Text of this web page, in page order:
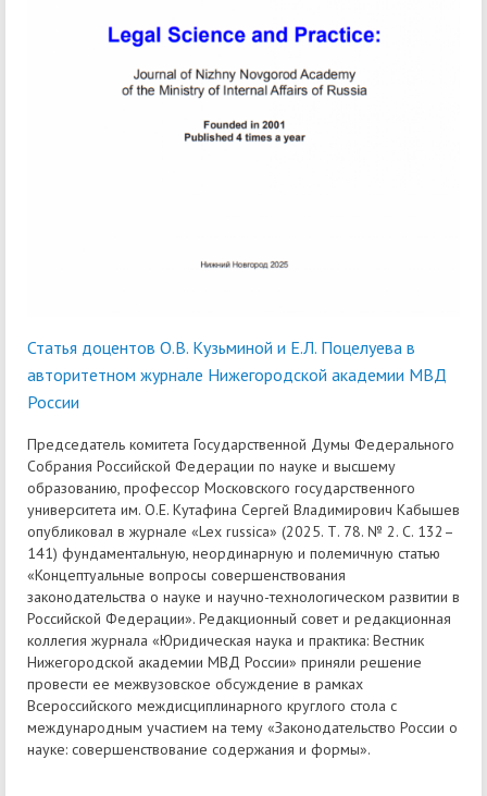
Статья доцентов О.В. Кузьминой и Е.Л. Поцелуева в
авторитетном журнале Нижегородской академии МВД
России
Председатель комитета Государственной Думы Федерального
Собрания Российской Федерации по науке и высшему
образованию, профессор Московского государственного
университета им. О.Е. Кутафина Сергей Владимирович Кабышев
опубликовал в журнале «Lex russica» (2025. Т. 78. № 2. С. 132–
141) фундаментальную, неординарную и полемичную статью
«Концептуальные вопросы совершенствования
законодательства о науке и научно-технологическом развитии в
Российской Федерации». Редакционный совет и редакционная
коллегия журнала «Юридическая наука и практика: Вестник
Нижегородской академии МВД России» приняли решение
провести ее межвузовское обсуждение в рамках
Всероссийского междисциплинарного круглого стола с
международным участием на тему «Законодательство России о
науке: совершенствование содержания и формы».